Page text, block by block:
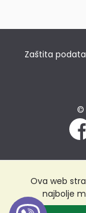
Zaštita
©
Ova web
najbolje